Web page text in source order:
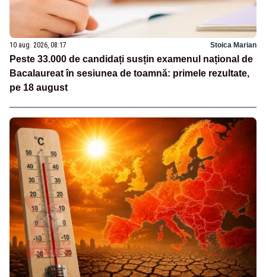
10 aug. 2026, 08:17 Stoica Marian
Peste 33.000 de candidați susțin examenul național de
Bacalaureat în sesiunea de toamnă: primele rezultate,
pe 18 august